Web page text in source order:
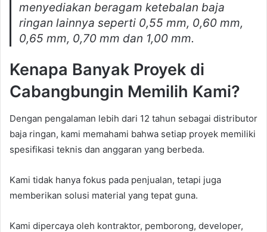
menyediakan beragam ketebalan baja
ringan lainnya seperti 0,55 mm, 0,60 mm,
0,65 mm, 0,70 mm dan 1,00 mm.
Kenapa Banyak Proyek di
Cabangbungin Memilih Kami?
Dengan pengalaman lebih dari 12 tahun sebagai distributor
baja ringan, kami memahami bahwa setiap proyek memiliki
spesifikasi teknis dan anggaran yang berbeda.
Kami tidak hanya fokus pada penjualan, tetapi juga
memberikan solusi material yang tepat guna.
Kami dipercaya oleh kontraktor, pemborong, developer,